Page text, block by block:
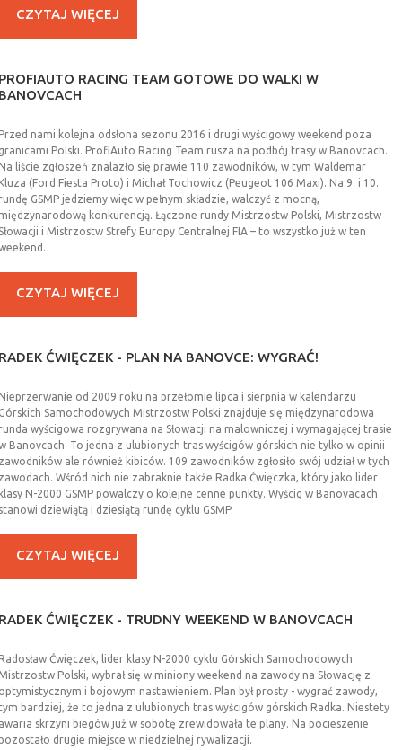
CZYTAJ WIĘCEJ
RACING TEAM GOTOWE DO WALKI W
nami kolejna odsłona sezonu 2016 i drugi wyścigowy weekend poza
Polski. ProfiAuto Racing Team rusza na podbój trasy w Banovcach.
liście zgłoszeń znalazło się prawie 110 zawodników, w tym Waldemar
(Ford Fiesta Proto) i Michał Tochowicz (Peugeot 106 Maxi). Na 9. i 10.
GSMP jedziemy więc w pełnym składzie, walczyć z mocną,
konkurencją. Łączone rundy Mistrzostw Polski, Mistrzostw
i Mistrzostw Strefy Europy Centralnej FIA – to wszystko już w ten
CZYTAJ WIĘCEJ
ĆWIĘCZEK - PLAN NA BANOVCE: WYGRAĆ!
od 2009 roku na przełomie lipca i sierpnia w kalendarzu
Samochodowych Mistrzostw Polski znajduje się międzynarodowa
wyścigowa rozgrywana na Słowacji na malowniczej i wymagającej trasie
Banovcach. To jedna z ulubionych tras wyścigów górskich nie tylko w opinii
ale również kibiców. 109 zawodników zgłosiło swój udział w tych
Wśród nich nie zabraknie także Radka Ćwięczka, który jako lider
N-2000 GSMP powalczy o kolejne cenne punkty. Wyścig w Banovacach
dziewiątą i dziesiątą rundę cyklu GSMP.
CZYTAJ WIĘCEJ
ĆWIĘCZEK - TRUDNY WEEKEND W BANOVCACH
Ćwięczek, lider klasy N-2000 cyklu Górskich Samochodowych
Polski, wybrał się w miniony weekend na zawody na Słowację z
i bojowym nastawieniem. Plan był prosty - wygrać zawody,
bardziej, że to jedna z ulubionych tras wyścigów górskich Radka. Niestety
skrzyni biegów już w sobotę zrewidowała te plany. Na pocieszenie
drugie miejsce w niedzielnej rywalizacji.